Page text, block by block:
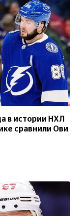
в истории НХЛ
сравнили Ови